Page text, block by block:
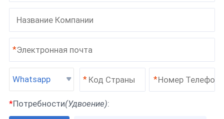
*
Whatsapp * *
*Потребности(Удвоение):